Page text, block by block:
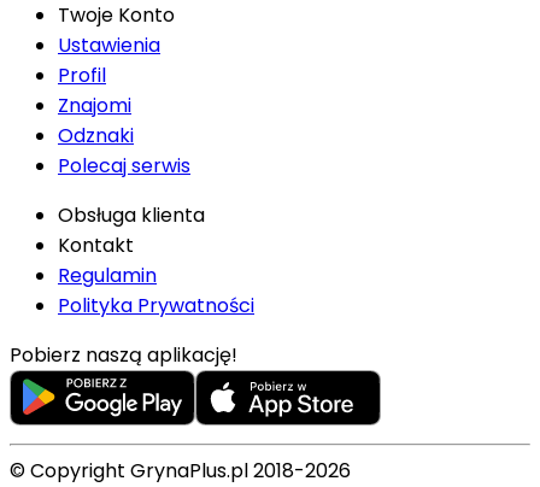
Twoje Konto
Ustawienia
Profil
Znajomi
Odznaki
Polecaj serwis
Obsługa klienta
Kontakt
Regulamin
Polityka Prywatności
Pobierz naszą aplikację!
© Copyright GrynaPlus.pl 2018-2026